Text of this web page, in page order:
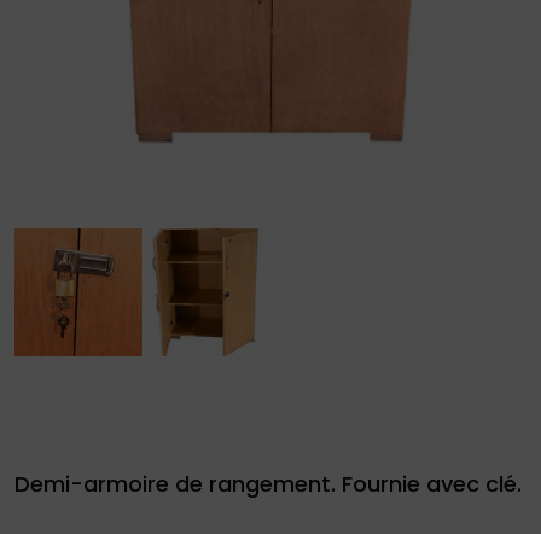
Demi-armoire de rangement. Fournie avec clé.
Demande
devis
01
50 |